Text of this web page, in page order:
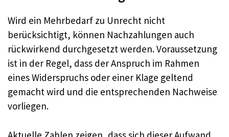
Wird ein Mehrbedarf zu Unrecht nicht
berücksichtigt, können Nachzahlungen auch
rückwirkend durchgesetzt werden. Voraussetzung
ist in der Regel, dass der Anspruch im Rahmen
eines Widerspruchs oder einer Klage geltend
gemacht wird und die entsprechenden Nachweise
vorliegen.